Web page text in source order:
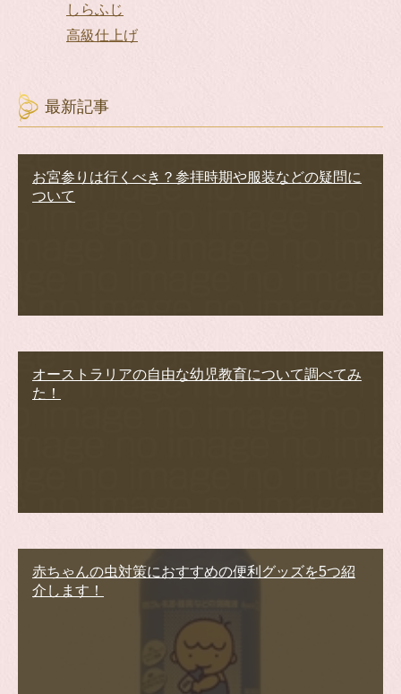
しらふじ
高級仕上げ
最新記事
お宮参りは行くべき？参拝時期や服装などの疑問に
ついて
オーストラリアの自由な幼児教育について調べてみ
た！
赤ちゃんの虫対策におすすめの便利グッズを5つ紹
介します！